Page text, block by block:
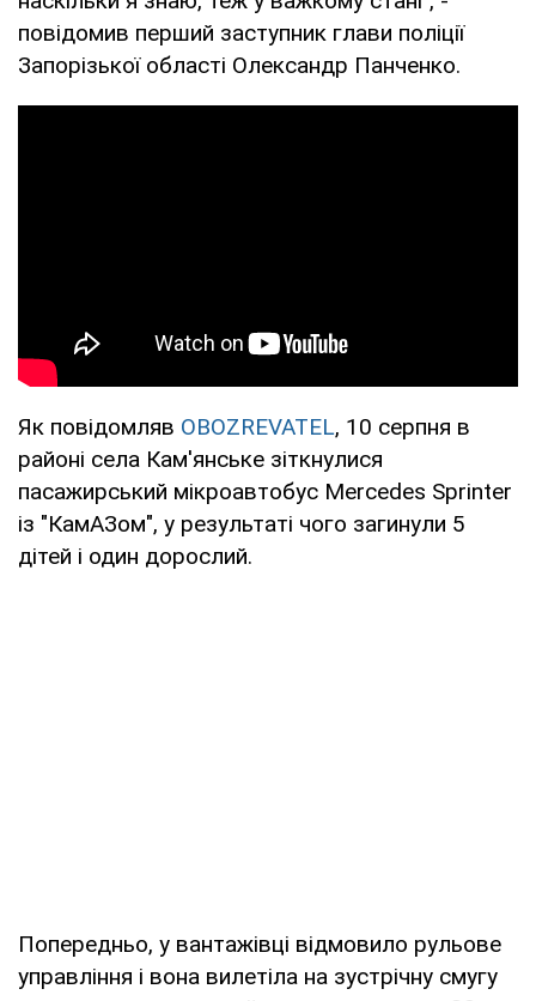
повідомив перший заступник глави поліції
Запорізької області Олександр Панченко.
Як повідомляв OBOZREVATEL, 10 серпня в
районі села Кам'янське зіткнулися
пасажирський мікроавтобус Mercedes Sprinter
із "КамАЗом", у результаті чого загинули 5
дітей і один дорослий.
Попередньо, у вантажівці відмовило рульове
управління і вона вилетіла на зустрічну смугу